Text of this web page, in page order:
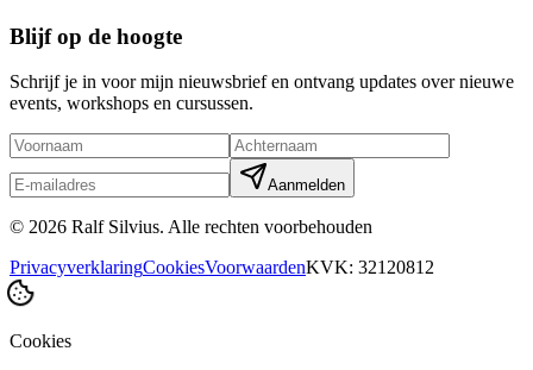
Blijf op de hoogte
Schrijf je in voor mijn nieuwsbrief en ontvang updates over nieuwe
events, workshops en cursussen.
Aanmelden
© 2026 Ralf Silvius. Alle rechten voorbehouden
PrivacyverklaringCookiesVoorwaardenKVK: 32120812
Cookies